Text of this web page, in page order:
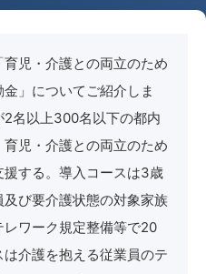
児・介護との両立のため
」についてご紹介しま
名以上300名以下の都内
児・介護との両立のため
する。導入コースは3歳
び要介護状態の対象家族
ワーク規定整備等で20
介護を抱える従業員のテ